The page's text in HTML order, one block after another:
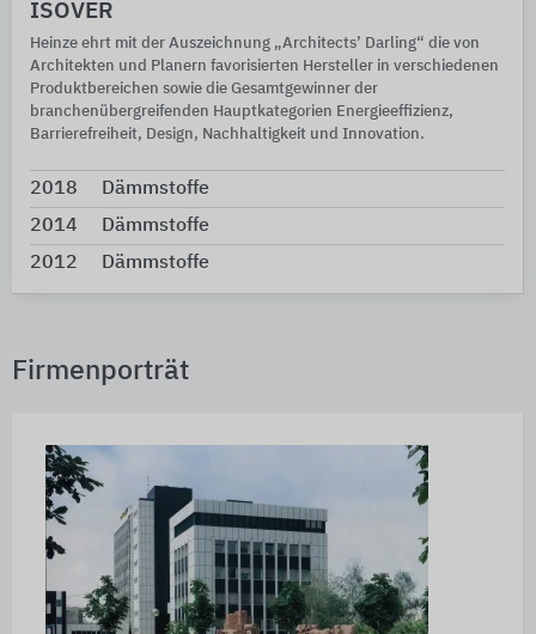
ISOVER
Heinze ehrt mit der Auszeichnung „Architects’ Darling“ die von
Architekten und Planern favorisierten Hersteller in verschiedenen
Produktbereichen sowie die Gesamtgewinner der
branchenübergreifenden Hauptkategorien Energieeffizienz,
Barrierefreiheit, Design, Nachhaltigkeit und Innovation.
2018
Dämmstoffe
2014
Dämmstoffe
2012
Dämmstoffe
Firmenporträt